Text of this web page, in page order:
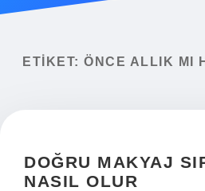
Yasal Uyarı
ETIKET: ÖNCE ALLIK MI
DOĞRU MAKYAJ
NASIL OLUR